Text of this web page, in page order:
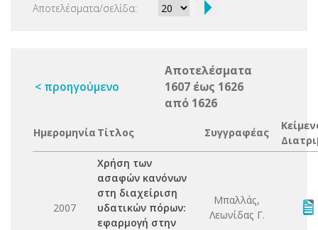
Αποτελέσματα/σελίδα:
< προηγούμενο
Αποτελέσματα
1607 έως 1626
από 1626
Ημερομηνία Τίτλος Συγγραφέας
2007
Χρήση των
ασαφών κανόνων
στη διαχείριση
υδατικών πόρων:
εφαρμογή στην
Μπαλλάς,
Λεωνίδας Γ.